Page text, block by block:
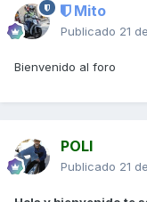
Mito
Publicado 21
Bienvenido al foro
POLI
Publicado 21